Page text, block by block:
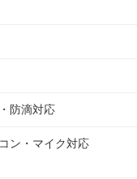
防滴対応
ン・マイク対応